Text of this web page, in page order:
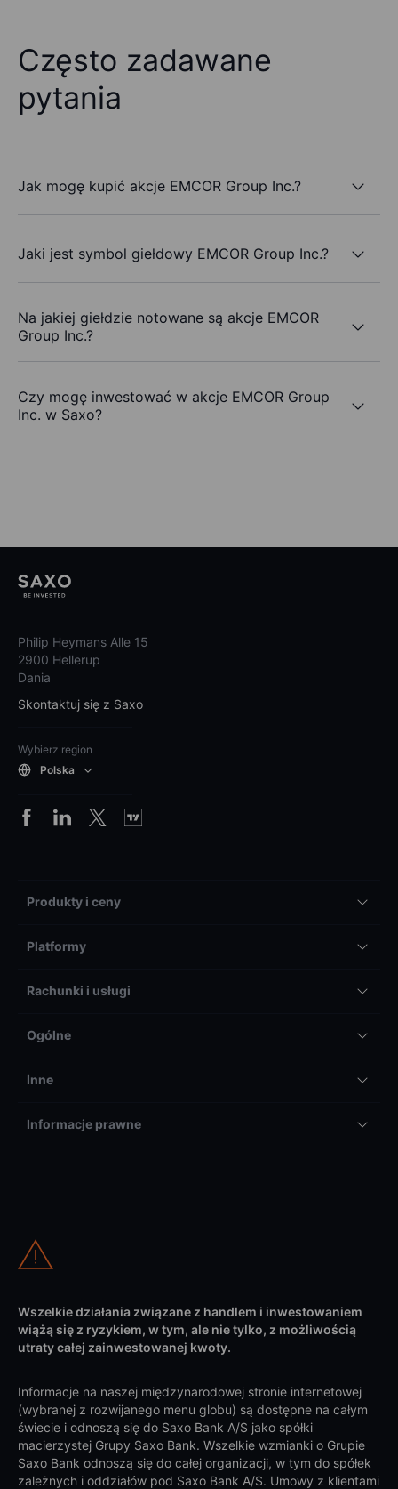
Często zadawane
pytania
Jak mogę kupić akcje EMCOR Group Inc.?
Jaki jest symbol giełdowy EMCOR Group Inc.?
Na jakiej giełdzie notowane są akcje EMCOR
Group Inc.?
Czy mogę inwestować w akcje EMCOR Group
Inc. w Saxo?
Philip Heymans Alle 15
2900 Hellerup
Dania
Skontaktuj się z Saxo
Wybierz region
Polska
Produkty i ceny
Platformy
Rachunki i usługi
Ogólne
Inne
Informacje prawne
Wszelkie działania związane z handlem i inwestowaniem
wiążą się z ryzykiem, w tym, ale nie tylko, z możliwością
utraty całej zainwestowanej kwoty.
Informacje na naszej międzynarodowej stronie internetowej
(wybranej z rozwijanego menu globu) są dostępne na całym
świecie i odnoszą się do Saxo Bank A/S jako spółki
macierzystej Grupy Saxo Bank. Wszelkie wzmianki o Grupie
Saxo Bank odnoszą się do całej organizacji, w tym do spółek
zależnych i oddziałów pod Saxo Bank A/S. Umowy z klientami